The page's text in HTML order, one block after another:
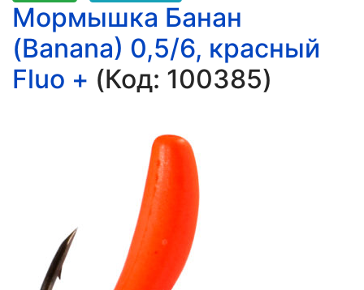
Мормышка Банан
(Banana) 0,5/6, красный
Fluo + (Код: 100385)